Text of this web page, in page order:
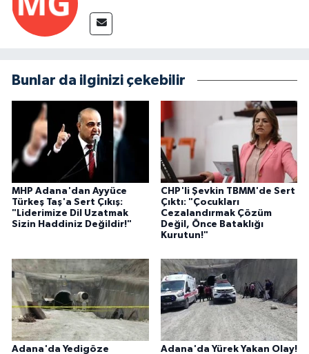
Bunlar da ilginizi çekebilir
MHP Adana'dan Ayyüce
Türkeş Taş'a Sert Çıkış:
"Liderimize Dil Uzatmak
Sizin Haddiniz Değildir!"
CHP'li Şevkin TBMM'de Sert
Çıktı: "Çocukları
Cezalandırmak Çözüm
Değil, Önce Bataklığı
Kurutun!"
Adana'da Yedigöze
Adana'da Yürek Yakan Olay!